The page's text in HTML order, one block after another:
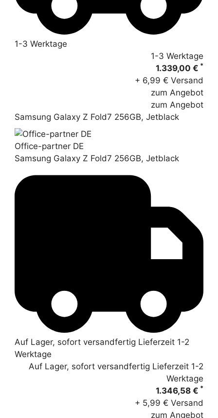
1-3 Werktage
1-3 Werktage
1.339,00 € *
+ 6,99 € Versand
zum Angebot
zum Angebot
Samsung Galaxy Z Fold7 256GB, Jetblack
Office-partner DE
Samsung Galaxy Z Fold7 256GB, Jetblack
Auf Lager, sofort versandfertig Lieferzeit 1-2
Werktage
Auf Lager, sofort versandfertig Lieferzeit 1-2
Werktage
1.346,58 € *
+ 5,99 € Versand
zum Angebot